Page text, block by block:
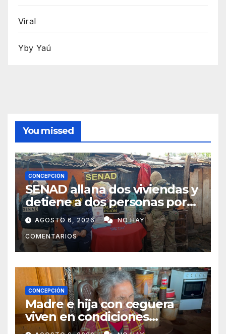
Viral
Yby Yaú
You missed
CONCEPCIÓN
SENAD allana dos viviendas y
detiene a dos personas por
presunto microtráfico en
Concepción
AGOSTO 6, 2026 NO HAY
COMENTARIOS
CONCEPCIÓN
Madre e hija con ceguera
viven en condiciones
precarias y vecinos impulsan